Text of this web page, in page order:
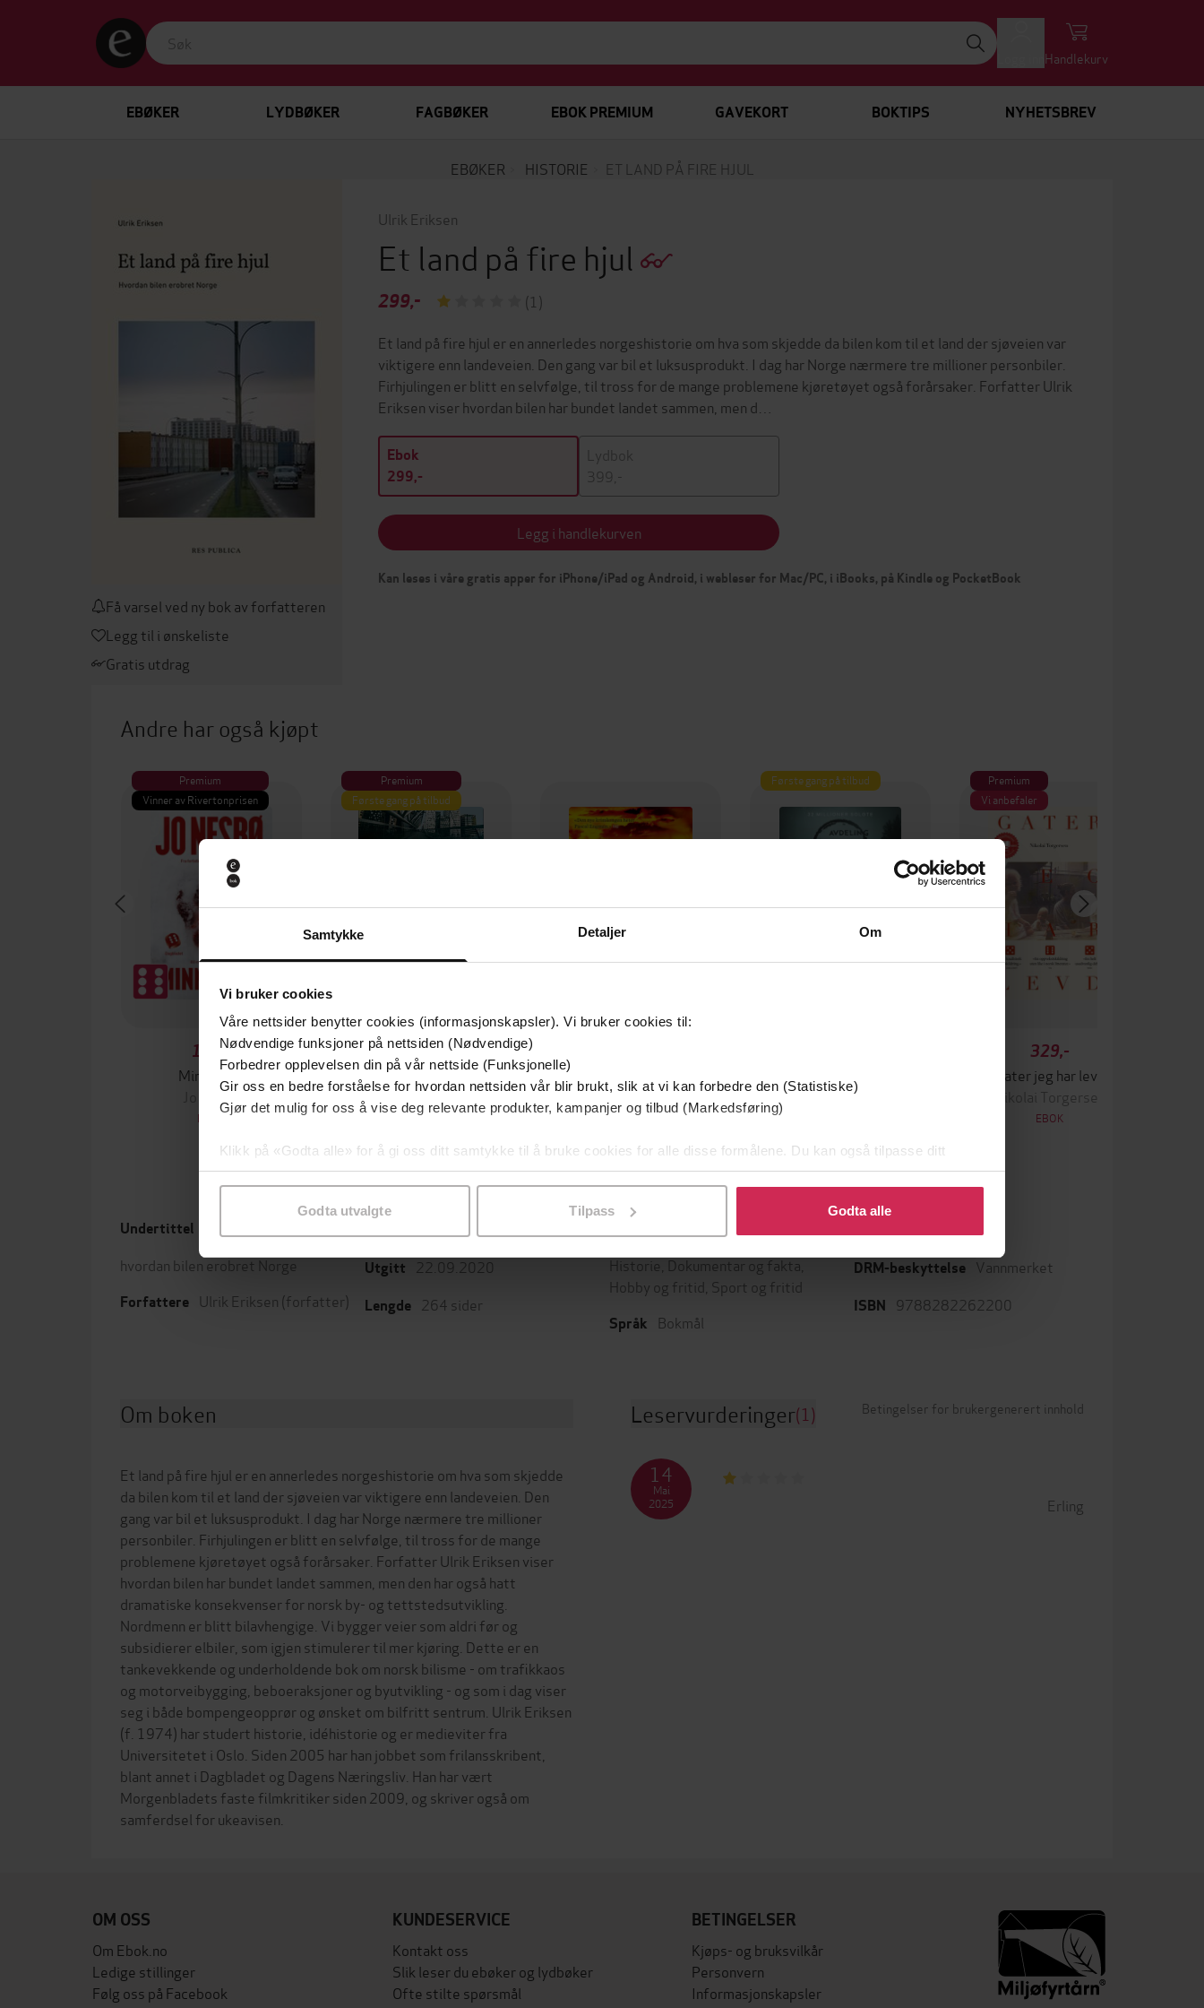
Samtykke Detaljer Om
Vi bruker cookies
Våre nettsider benytter cookies (informasjonskapsler). Vi bruker cookies til:
Nødvendige funksjoner på nettsiden (Nødvendige)
Forbedrer opplevelsen din på vår nettside (Funksjonelle)
Gir oss en bedre forståelse for hvordan nettsiden vår blir brukt, slik at vi kan forbedre den (Statistiske)
Gjør det mulig for oss å vise deg relevante produkter, kampanjer og tilbud (Markedsføring)
Klikk på «Godta alle» for å gi oss ditt samtykke til å bruke cookies for alle disse formålene. Du kan også tilpasse ditt
samtykke til spesifikke formål ved å klikke på «Tilpass». Du kan når som helst trekke tilbake eller endre ditt samtykke.
Godta utvalgte Tilpass Godta alle
Handlekurv
EBØKER LYDBØKER FAGBØKER EBOK PREMIUM GAVEKORT BOKTIPS NYHETSBREV
EBØKER HISTORIE ET LAND PÅ FIRE HJUL
Få varsel ved ny bok av forfatteren
Legg til i ønskeliste
Gratis utdrag
Ulrik Eriksen
Et land på fire hjul
299,-
(1)
Et land på fire hjul er en annerledes norgeshistorie om hva som skjedde da bilen kom til et land der sjøveien var
viktigere enn landeveien. Den gang var bil et luksusprodukt. I dag har Norge nærmere tre millioner personbiler.
Firhjulingen er blitt en selvfølge, til tross for de mange problemene kjøretøyet også forårsaker. Forfatter Ulrik
Eriksen viser hvordan bilen har bundet landet sammen, men d…
Ebok
299,-
Lydbok
399,-
Legg i handlekurven
Kan leses i våre gratis apper for iPhone/iPad og Android, i webleser for Mac/PC, i iBooks, på Kindle og PocketBook
Andre har også kjøpt
Premium
Vinner av Rivertonprisen
199,-
Minnesota
Jo Nesbø
EBOK
Premium
Første gang på tilbud
349,-
Utskudd
Jørn Lier Horst
EBOK
Pascal Engman
EBOK
Første gang på tilbud
Jussi Adler-Olsen
Premium
Vi anbefaler
329,-
Gater jeg har levd
Nikolai Torgersen
EBOK
Undertittel
hvordan bilen erobret Norge
Forfattere Ulrik Eriksen (forfatter)
Utgitt 22.09.2020
Lengde 264 sider
Historie,Dokumentar og fakta,
Hobby og fritid Sport og fritid
Språk Bokmål
DRM-beskyttelse Vannmerket
ISBN 9788282262200
Om boken
Et land på fire hjul er en annerledes norgeshistorie om hva som skjedde
da bilen kom til et land der sjøveien var viktigere enn landeveien. Den
gang var bil et luksusprodukt. I dag har Norge nærmere tre millioner
personbiler. Firhjulingen er blitt en selvfølge, til tross for de mange
problemene kjøretøyet også forårsaker. Forfatter Ulrik Eriksen viser
hvordan bilen har bundet landet sammen, men den har også hatt
dramatiske konsekvenser for norsk by- og tettstedsutvikling.
Nordmenn er blitt bilavhengige. Vi bygger veier som aldri før og
subsidierer elbiler, som igjen stimulerer til mer kjøring. Dette er en
tankevekkende og underholdende bok om norsk bilisme - om trafikkaos
og motorveibygging, beboeraksjoner og byutvikling - og som i dag viser
seg i både bompengeopprør og ønsket om bilfritt sentrum. Ulrik Eriksen
(f. 1974) har studert historie, idéhistorie og er medieviter fra
Universitetet i Oslo. Siden 2005 har han jobbet som frilansskribent,
blant annet i Dagbladet og Dagens Næringsliv. Han har vært
Morgenbladets faste filmkritiker siden 2009, og skriver også om
Leservurderinger(1) Betingelser for brukergenerert innhold
Erling
14
Mai
2025
OM OSS
Om Ebok.no
Ledige stillinger
Følg oss på Facebook
KUNDESERVICE
Kontakt oss
Slik leser du ebøker og lydbøker
Ofte stilte spørsmål
BETINGELSER
Kjøps- og bruksvilkår
Personvern
Informasjonskapsler